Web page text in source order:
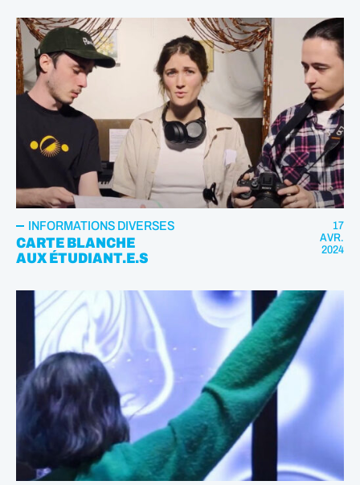
INFORMATIONS DIVERSES
CARTE BLANCHE
AUX ÉTUDIANT.E.S
17
AVR.
2024